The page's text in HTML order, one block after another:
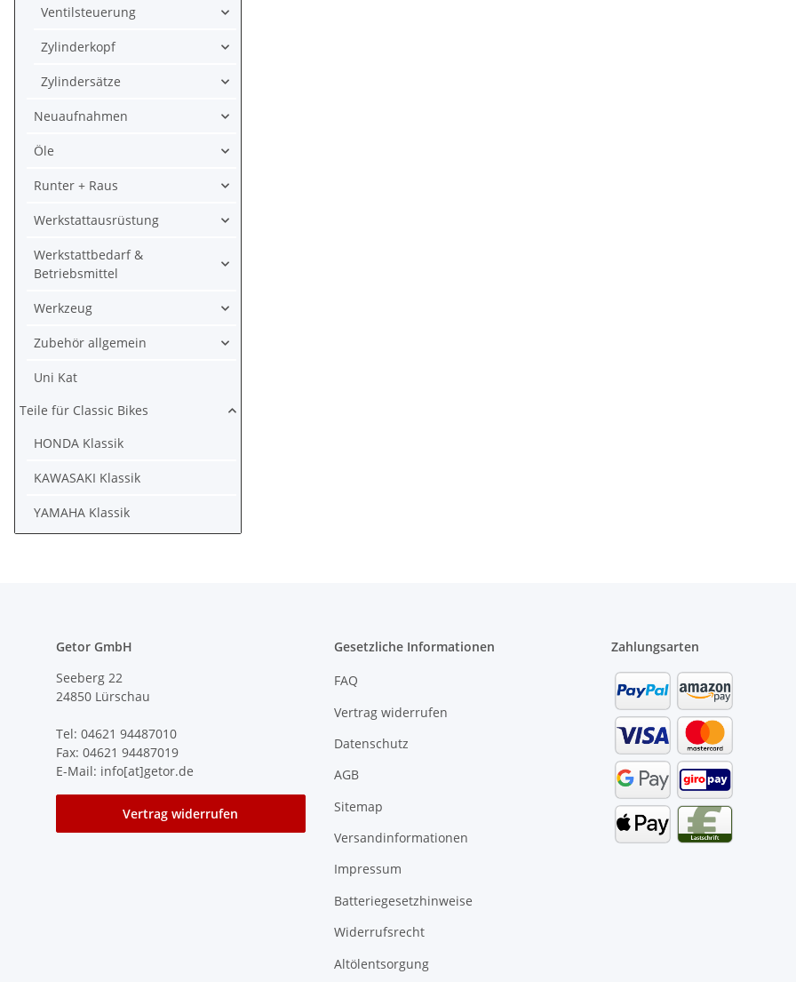
Ventilsteuerung
Zylinderkopf
Zylindersätze
Neuaufnahmen
Öle
Runter + Raus
Werkstattausrüstung
Werkstattbedarf &
Betriebsmittel
Werkzeug
Zubehör allgemein
Uni Kat
Teile für Classic Bikes
HONDA Klassik
KAWASAKI Klassik
YAMAHA Klassik
Getor GmbH
Seeberg 22
24850 Lürschau
Tel: 04621 94487010
Fax: 04621 94487019
E-Mail: info[at]getor.de
Vertrag widerrufen
Gesetzliche Informationen
FAQ
Vertrag widerrufen
Datenschutz
AGB
Sitemap
Versandinformationen
Impressum
Batteriegesetzhinweise
Widerrufsrecht
Altölentsorgung
Zahlungsarten